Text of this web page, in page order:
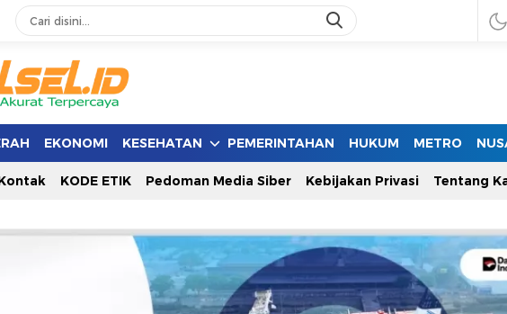
EKONOMI KESEHATAN PEMERINTAHAN HUKUM METRO
KODE ETIK Pedoman Media Siber Kebijakan Privasi Tentang